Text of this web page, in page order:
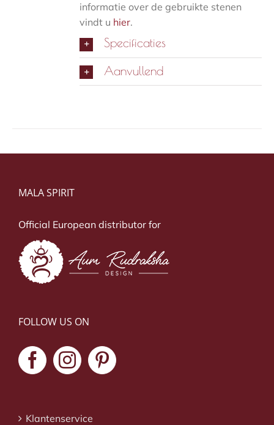
informatie over de gebruikte stenen
vindt u hier.
Specificaties
Aanvullend
MALA SPIRIT
Official European distributor for
FOLLOW US ON
Klantenservice